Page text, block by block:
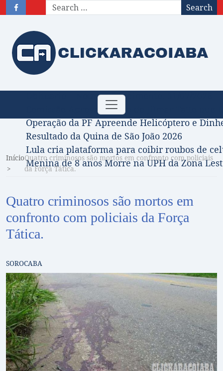
Search
Toggle navigation
Obituário – Nota de falecimento: 31/07/2026
Comissão Aprova Projeto de Jilmar Tatto
Operação da PF Apreende Helicóptero e
Resultado da Quina de São João 2026
Lula cria plataforma para coibir roubos de
Menina de 8 anos Morre na UPH da Zona
InícioQuatro criminosos são mortos em confronto com policiais
da Força Tática.
Quatro criminosos são mortos em
confronto com policiais da Força
Tática.
SOROCABA